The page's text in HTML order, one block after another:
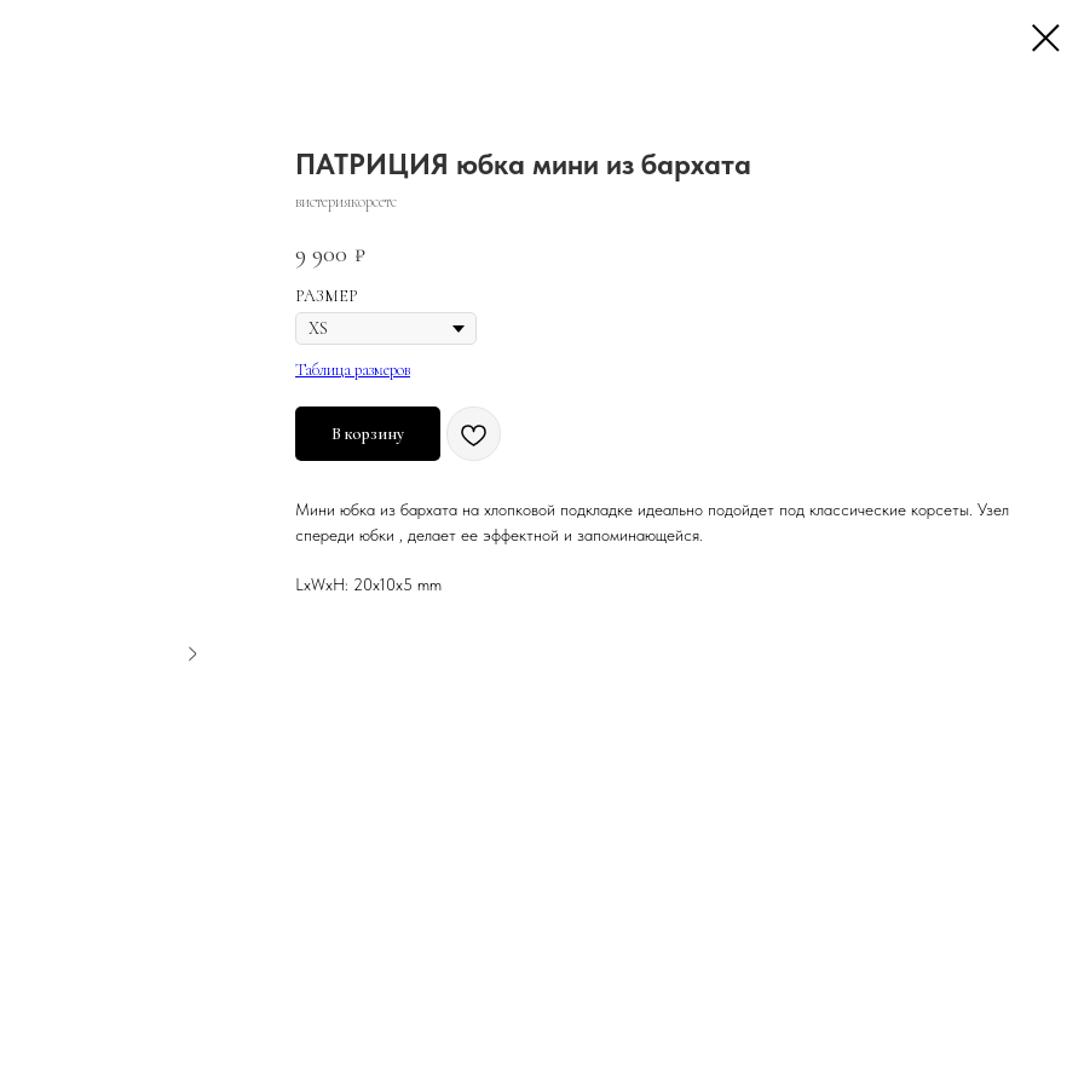
ПАТРИЦИЯ юбка мини из бархата
вистериякорсетс
9 900 ₽
РАЗМЕР
Таблица размеров
В корзину
Мини юбка из бархата на хлопковой подкладке идеально подойдет под классические корсеты. Узел
спереди юбки , делает ее эффектной и запоминающейся.
LxWxH: 20x10x5 mm